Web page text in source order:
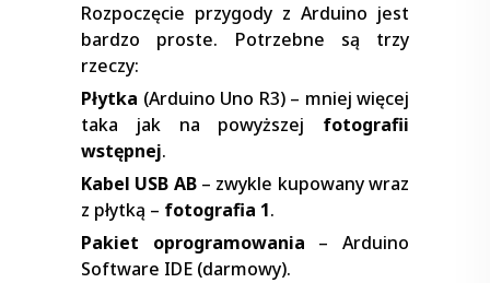
Rozpoczęcie przygody z Arduino jest
bardzo proste. Potrzebne są trzy
rzeczy:
Płytka (Arduino Uno R3) – mniej więcej
taka jak na powyższej fotografii
wstępnej.
Kabel USB AB– zwykle kupowany wraz
z płytką – fotografia 1.
Pakiet oprogramowania – Arduino
Software IDE (darmowy).